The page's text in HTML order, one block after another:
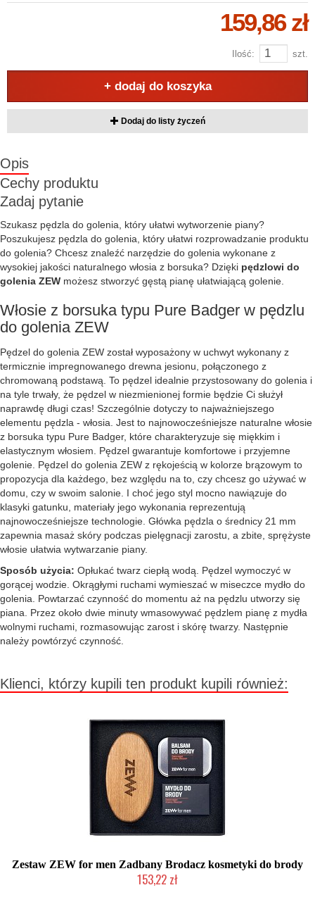
159,86 zł
Ilość: szt.
+ dodaj do koszyka
Dodaj do listy życzeń
Opis
Cechy produktu
Zadaj pytanie
Szukasz pędzla do golenia, który ułatwi wytworzenie piany?
Poszukujesz pędzla do golenia, który ułatwi rozprowadzanie produktu
do golenia? Chcesz znaleźć narzędzie do golenia wykonane z
wysokiej jakości naturalnego włosia z borsuka? Dzięki pędzlowi do
golenia ZEW możesz stworzyć gęstą pianę ułatwiającą golenie.
Włosie z borsuka typu Pure Badger w pędzlu
do golenia ZEW
Pędzel do golenia ZEW został wyposażony w uchwyt wykonany z
termicznie impregnowanego drewna jesionu, połączonego z
chromowaną podstawą. To pędzel idealnie przystosowany do golenia i
na tyle trwały, że pędzel w niezmienionej formie będzie Ci służył
naprawdę długi czas! Szczególnie dotyczy to najważniejszego
elementu pędzla - włosia. Jest to najnowocześniejsze naturalne włosie
z borsuka typu Pure Badger, które charakteryzuje się miękkim i
elastycznym włosiem. Pędzel gwarantuje komfortowe i przyjemne
golenie. Pędzel do golenia ZEW z rękojeścią w kolorze brązowym to
propozycja dla każdego, bez względu na to, czy chcesz go używać w
domu, czy w swoim salonie. I choć jego styl mocno nawiązuje do
klasyki gatunku, materiały jego wykonania reprezentują
najnowocześniejsze technologie. Główka pędzla o średnicy 21 mm
zapewnia masaż skóry podczas pielęgnacji zarostu, a zbite, sprężyste
włosie ułatwia wytwarzanie piany.
Sposób użycia: Opłukać twarz ciepłą wodą. Pędzel wymoczyć w
gorącej wodzie. Okrągłymi ruchami wymieszać w miseczce mydło do
golenia. Powtarzać czynność do momentu aż na pędzlu utworzy się
piana. Przez około dwie minuty wmasowywać pędzlem pianę z mydła
wolnymi ruchami, rozmasowując zarost i skórę twarzy. Następnie
należy powtórzyć czynność.
Klienci, którzy kupili ten produkt kupili również:
Zestaw ZEW for men Zadbany Brodacz kosmetyki do brody
153,22 zł